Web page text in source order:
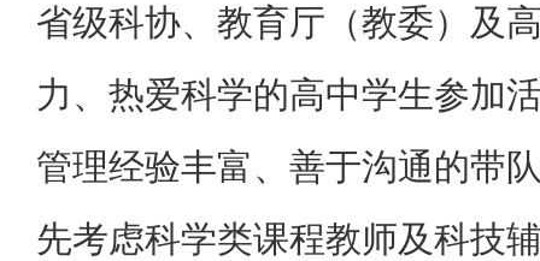
省级科协、教育厅（教委）及
力、热爱科学的高中学生参加
管理经验丰富、善于沟通的带
先考虑科学类课程教师及科技